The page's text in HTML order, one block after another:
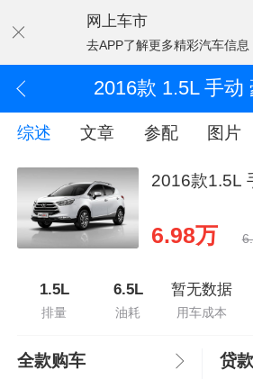
网上车市
去APP了解更多精彩汽车信息
2016款 1.5L 手动
综述 文章 参配 图片
2016款1.5L
6.98万
1.5L
排量
6.5L
油耗
暂无数据
用车成本
全款购车 贷